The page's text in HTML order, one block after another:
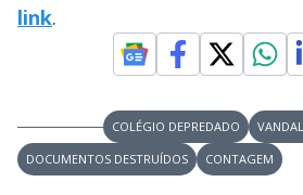
e
o
link.
COLÉGIO DEPREDADO
DOCUMENTOS DESTRUÍDOS
CONTAGEM